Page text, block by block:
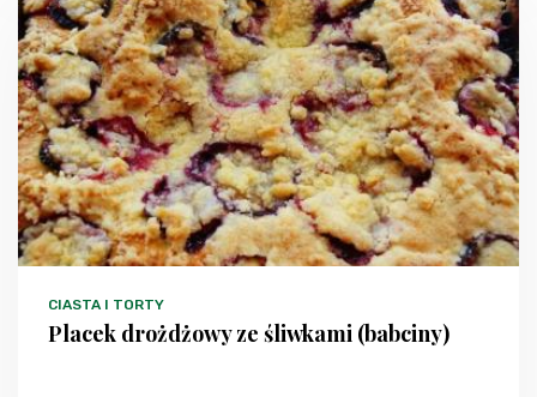
CIASTA I TORTY
Placek drożdżowy ze śliwkami (babciny)